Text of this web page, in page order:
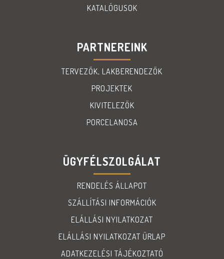
KATALÓGUSOK
PARTNEREINK
TERVEZŐK, LAKBERENDEZŐK
PROJEKTEK
KIVITELEZŐK
PORCELANOSA
ÜGYFÉLSZOLGÁLAT
RENDELÉS ÁLLAPOT
SZÁLLÍTÁSI INFORMÁCIÓK
ELÁLLÁSI NYILATKOZAT
ELÁLLÁSI NYILATKOZAT ŰRLAP
ADATKEZELÉSI TÁJÉKOZTATÓ